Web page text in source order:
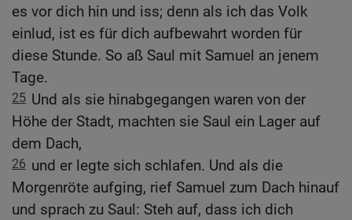
es vor dich hin und iss; denn als ich das Volk
einlud, ist es für dich aufbewahrt worden für
diese Stunde. So aß Saul mit Samuel an jenem
Tage.
25 Und als sie hinabgegangen waren von der
Höhe der Stadt, machten sie Saul ein Lager auf
dem Dach,
26 und er legte sich schlafen. Und als die
Morgenröte aufging, rief Samuel zum Dach hinauf
und sprach zu Saul: Steh auf, dass ich dich